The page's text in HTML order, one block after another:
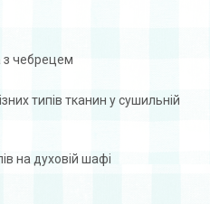
з чебрецем
типів тканин у сушильній
на духовій шафі